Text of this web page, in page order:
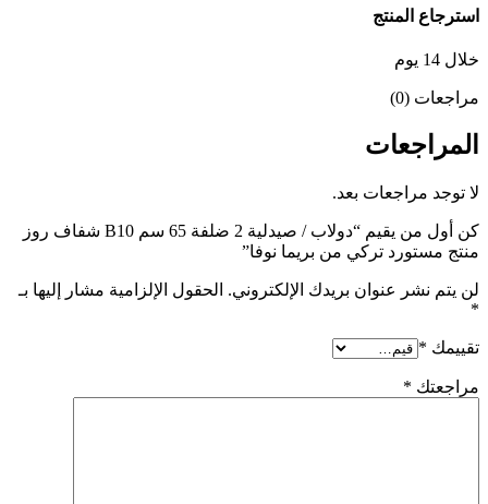
استرجاع المنتج
خلال 14 يوم
مراجعات (0)
المراجعات
لا توجد مراجعات بعد.
كن أول من يقيم “دولاب / صيدلية 2 ضلفة 65 سم B10 شفاف روز
منتج مستورد تركي من بريما نوفا”
لن يتم نشر عنوان بريدك الإلكتروني. الحقول الإلزامية مشار إليها بـ
*
تقييمك *
مراجعتك *